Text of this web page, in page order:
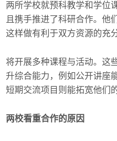
两所学校就预科教学和学位
且携手推进了科研合作。他
这样做有利于双方资源的充
将开展多种课程与活动。这
升综合能力，例如公开讲座
短期交流项目则能拓宽他们
两校看重合作的原因